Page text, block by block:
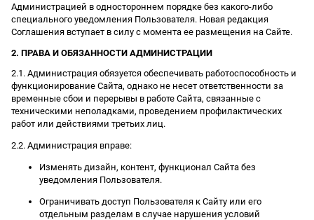
Администрацией в одностороннем порядке без какого-либо
специального уведомления Пользователя. Новая редакция
Соглашения вступает в силу с момента ее размещения на Сайте.
2. ПРАВА И ОБЯЗАННОСТИ АДМИНИСТРАЦИИ
2.1. Администрация обязуется обеспечивать работоспособность и
функционирование Сайта, однако не несет ответственности за
временные сбои и перерывы в работе Сайта, связанные с
техническими неполадками, проведением профилактических
работ или действиями третьих лиц.
2.2. Администрация вправе:
Изменять дизайн, контент, функционал Сайта без
уведомления Пользователя.
Ограничивать доступ Пользователя к Сайту или его
отдельным разделам в случае нарушения условий